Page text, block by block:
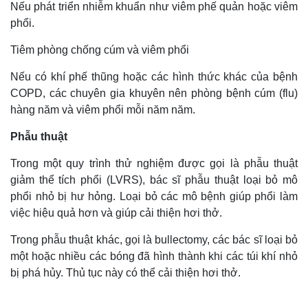
Nếu phát triển nhiễm khuẩn như viêm phế quản hoặc viêm
phổi.
Tiêm phòng chống cúm và viêm phổi
Nếu có khí phế thũng hoặc các hình thức khác của bệnh
COPD, các chuyên gia khuyên nên phòng bệnh cúm (flu)
hàng năm và viêm phổi mỗi năm năm.
Phẫu thuật
Trong một quy trình thử nghiệm được gọi là phẫu thuật
giảm thể tích phổi (LVRS), bác sĩ phẫu thuật loại bỏ mô
phổi nhỏ bị hư hỏng. Loại bỏ các mô bệnh giúp phổi làm
việc hiệu quả hơn và giúp cải thiện hơi thở.
Trong phẫu thuật khác, gọi là bullectomy, các bác sĩ loại bỏ
một hoặc nhiều các bóng đã hình thành khi các túi khí nhỏ
bị phá hủy. Thủ tục này có thể cải thiện hơi thở.